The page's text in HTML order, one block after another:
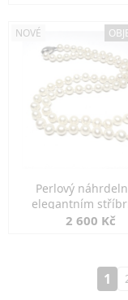
NOVÉ
Perlový
elegantním
zapínáním
2 600 Kč
1